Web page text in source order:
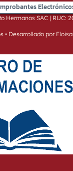
Hermanos SAC | RUC:
• Desarrollado por